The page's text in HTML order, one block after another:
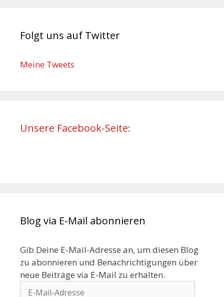
Folgt uns auf Twitter
Meine Tweets
Unsere Facebook-Seite:
Blog via E-Mail abonnieren
Gib Deine E-Mail-Adresse an, um diesen Blog
zu abonnieren und Benachrichtigungen über
neue Beiträge via E-Mail zu erhalten.